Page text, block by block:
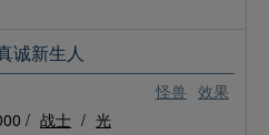
怪兽 效果
诚新生人
/ 战士 / 光